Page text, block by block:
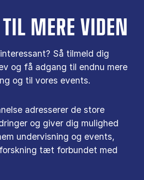
MERE VIDEN
Så tilmeld dig
og få adgang til endnu mere
og til vores events.
adresserer de store
og giver dig mulighed
undervisning og events,
tæt forbundet med